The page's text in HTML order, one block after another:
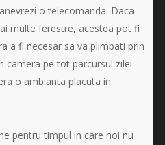
o telecomanda. Daca
multe ferestre, acestea pot fi
a fi necesar sa va plimbati prin
camera pe tot parcursul zilei
o ambianta placuta in
pentru timpul in care noi nu